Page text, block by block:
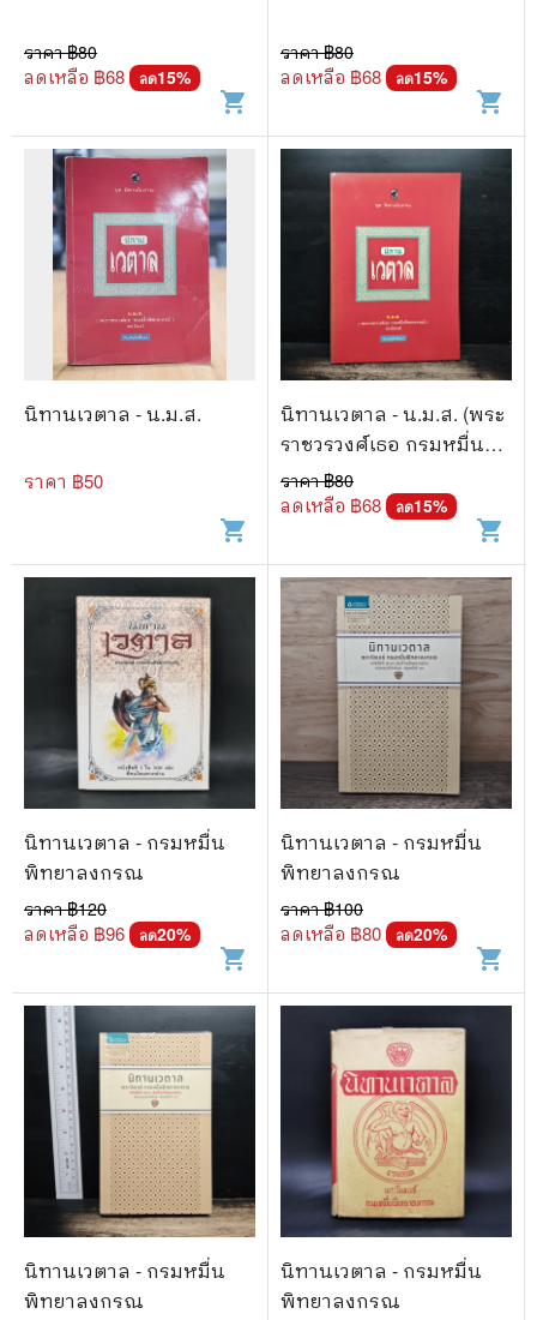
ราคา ฿80
ลดเหลือ ฿68 ลด15%
shopping_cart
ราคา ฿80
ลดเหลือ ฿68 ลด15%
shopping_cart
นิทานเวตาล - น.ม.ส.
ราคา ฿50
shopping_cart
นิทานเวตาล - น.ม.ส. (พระ
ราชวรวงศ์เธอ กรมหมื่น
พิทยาลงกรณ์)
ราคา ฿80
ลดเหลือ ฿68 ลด15%
shopping_cart
นิทานเวตาล - กรมหมื่น
พิทยาลงกรณ
ราคา ฿120
ลดเหลือ ฿96 ลด20%
shopping_cart
นิทานเวตาล - กรมหมื่น
พิทยาลงกรณ
ราคา ฿100
ลดเหลือ ฿80 ลด20%
shopping_cart
นิทานเวตาล - กรมหมื่น
พิทยาลงกรณ
นิทานเวตาล - กรมหมื่น
พิทยาลงกรณ